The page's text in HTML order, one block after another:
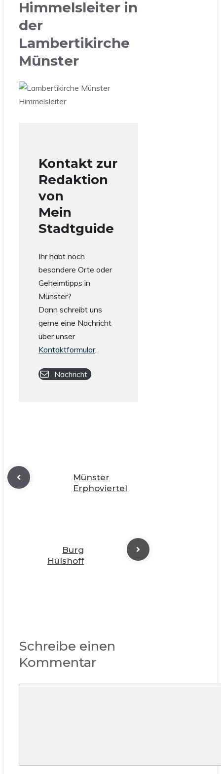
Himmelsleiter in
der
Lambertikirche
Münster
Kontakt zur
Redaktion
von
Mein
Stadtguide
Ihr habt noch
besondere Orte oder
Geheimtipps in
Münster?
Dann schreibt uns
gerne eine Nachricht
über unser
Kontaktformular.
Nachricht
Münster
Erphoviertel
Burg
Hülshoff
Schreibe einen
Kommentar